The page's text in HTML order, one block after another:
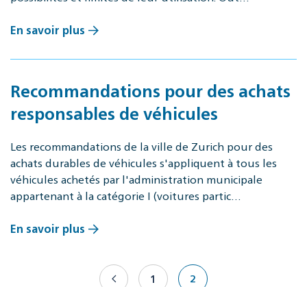
En savoir plus
Recommandations pour des achats
responsables de véhicules
Les recommandations de la ville de Zurich pour des
achats durables de véhicules s'appliquent à tous les
véhicules achetés par l'administration municipale
appartenant à la catégorie I (voitures partic…
En savoir plus
1 2